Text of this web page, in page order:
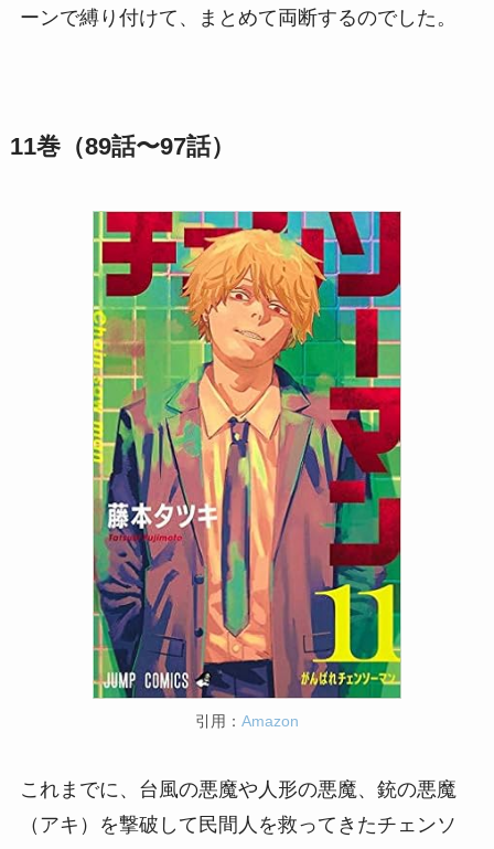
ーンで縛り付けて、まとめて両断するのでした。
11巻（89話〜97話）
引用： Amazon
これまでに、台風の悪魔や人形の悪魔、銃の悪魔
（アキ）を撃破して民間人を救ってきたチェンソ